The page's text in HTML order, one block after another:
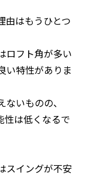
由はもうひとつ
ロフト角が多い
い特性がありま
いものの、
性は低くなるで
スイングが不安